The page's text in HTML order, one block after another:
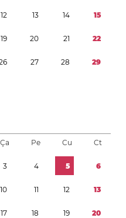
12 13 14 15
19 20 21 22
6 27 28 29
Ça Pe Cu Ct
3 4 5 6
10 11 12 13
17 18 19 20